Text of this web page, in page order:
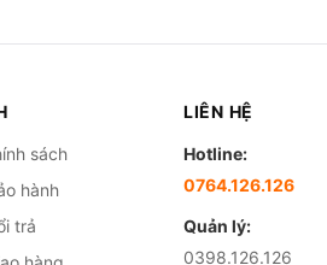
iPhone 16 Pro mới.
quá lớn ngoài cân
15 Pro chia sẻ cảm giác
rưỡi với mức độ vừa
sách
hành
trả
LIÊN HỆ
Hotline:
0764.126.126
Quản lý:
0398.126.126